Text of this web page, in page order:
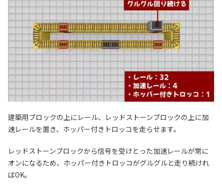
建築用ブロックの上にレール、レッドストーンブロックの上に加
速レールを置き、ホッパー付きトロッコを走らせます。
レッドストーンブロックから信号を受けとった加速レールが常に
オンになるため、ホッパー付きトロッコがグルグルと走り続けれ
ばOK。